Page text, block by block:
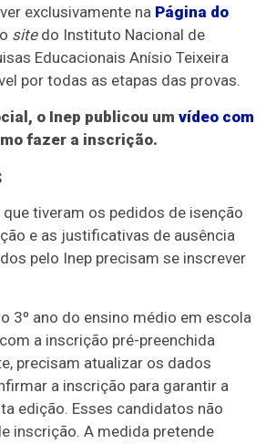
exclusivamente na Página do
sitedo Instituto Nacional de
Educacionais Anísio Teixeira
por todas as etapas das provas.
o Inep publicou umvídeo com
fazer a inscrição.
tiveram os pedidos de isenção
e as justificativas de ausência
pelo Inep precisam se inscrever
3º ano do ensino médio em escola
a inscrição pré-preenchida
precisam atualizar os dados
a inscrição para garantir a
edição. Esses candidatos não
inscrição. A medida pretende